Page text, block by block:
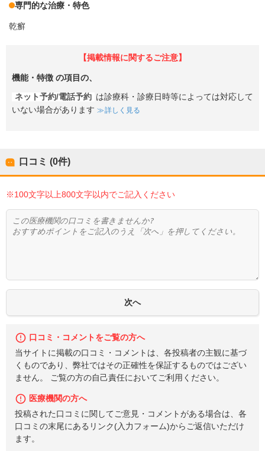
専門的な治療・特色
乾癬
【掲載情報に関するご注意】
機能・特徴 の項目の、
ネット予約/電話予約 は診療科・診療日時等によっては対応して
いない場合があります
詳しく見る
口コミ (0件)
※100文字以上800文字以内でご記入ください
口コミ・コメントをご覧の方へ
当サイトに掲載の口コミ・コメントは、各投稿者の主観に基づ
くものであり、弊社ではその正確性を保証するものではござい
ません。 ご覧の方の自己責任においてご利用ください。
医療機関の方へ
投稿された口コミに関してご意見・コメントがある場合は、各
口コミの末尾にあるリンク(入力フォーム)からご返信いただけ
ます。